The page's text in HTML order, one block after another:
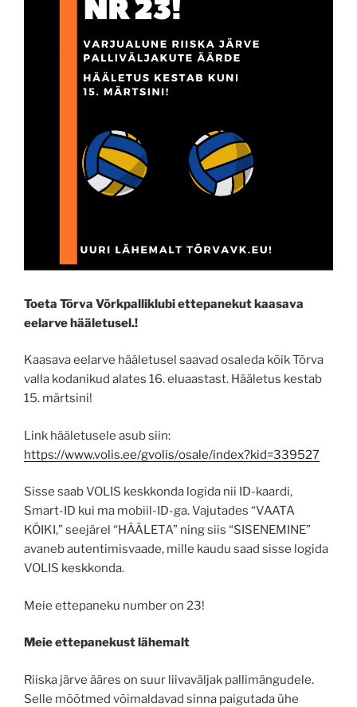
Toeta Tõrva Võrkpalliklubi ettepanekut kaasava
eelarve hääletusel.!
Kaasava eelarve hääletusel saavad osaleda kõik Tõrva
valla kodanikud alates 16. eluaastast. Hääletus kestab
15. märtsini!
Link hääletusele asub siin:
https://www.volis.ee/gvolis/osale/index?kid=339527
Sisse saab VOLIS keskkonda logida nii ID-kaardi,
Smart-ID kui ma mobiil-ID-ga. Vajutades “VAATA
KÕIKI,” seejärel “HÄÄLETA” ning siis “SISENEMINE”
avaneb autentimisvaade, mille kaudu saad sisse logida
VOLIS keskkonda.
Meie ettepaneku number on 23!
Meie ettepanekust lähemalt
Riiska järve ääres on suur liivaväljak pallimängudele.
Selle mõõtmed võimaldavad sinna paigutada ühe